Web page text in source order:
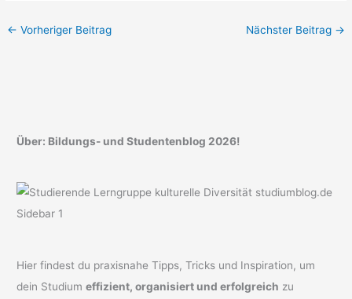
← Vorheriger Beitrag Nächster Beitrag →
Über: Bildungs- und Studentenblog 2026!
Hier findest du praxisnahe Tipps, Tricks und Inspiration, um
dein Studiumeffizient, organisiert und erfolgreich zu